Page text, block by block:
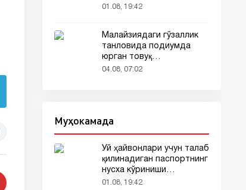
тармоқларда тарқалди
01.08, 19:42
Малайзиядаги гўзаллик
танловида подиумда
юрган товуқ
томошабинлар
04.08, 07:02
Муҳокамада
Уй ҳайвонлари учун талаб
қилинадиган паспортнинг
нусха кўриниши
тармоқларда тарқалди
01.08, 19:42